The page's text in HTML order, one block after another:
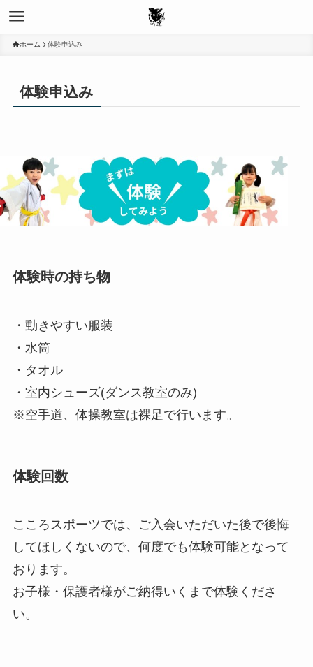
ホーム 体験申込み
体験申込み
体験時の持ち物
・動きやすい服装
・水筒
・タオル
・室内シューズ(ダンス教室のみ)
※空手道、体操教室は裸足で行います。
体験回数
こころスポーツでは、ご入会いただいた後で後悔
してほしくないので、何度でも体験可能となって
おります。
お子様・保護者様がご納得いくまで体験くださ
い。